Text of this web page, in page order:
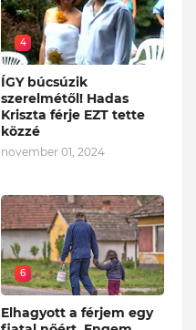
4
ÍGY búcsúzik
szerelmétől! Hadas
Kriszta férje EZT tette
közzé
november 01, 2024
6
Elhagyott a férjem egy